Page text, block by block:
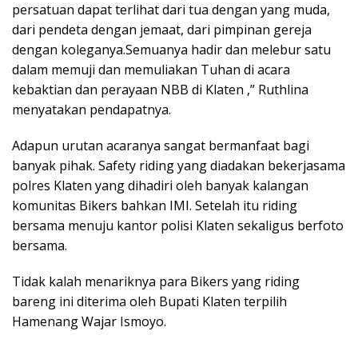
persatuan dapat terlihat dari tua dengan yang muda,
dari pendeta dengan jemaat, dari pimpinan gereja
dengan koleganya.Semuanya hadir dan melebur satu
dalam memuji dan memuliakan Tuhan di acara
kebaktian dan perayaan NBB di Klaten ,” Ruthlina
menyatakan pendapatnya.
Adapun urutan acaranya sangat bermanfaat bagi
banyak pihak. Safety riding yang diadakan bekerjasama
polres Klaten yang dihadiri oleh banyak kalangan
komunitas Bikers bahkan IMI. Setelah itu riding
bersama menuju kantor polisi Klaten sekaligus berfoto
bersama.
Tidak kalah menariknya para Bikers yang riding
bareng ini diterima oleh Bupati Klaten terpilih
Hamenang Wajar Ismoyo.